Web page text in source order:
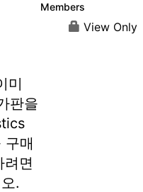
Members
View Only
미
판을
매
면
.